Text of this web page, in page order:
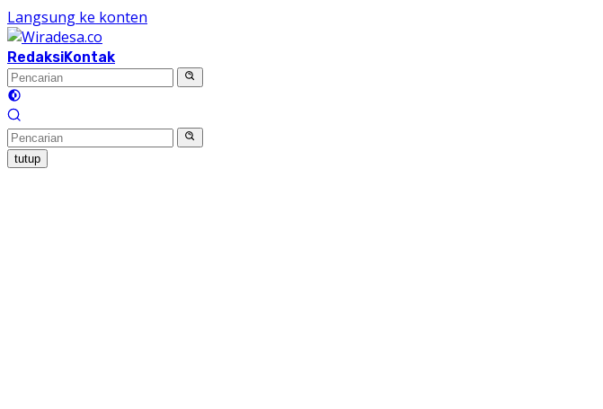
Langsung ke konten
RedaksiKontak
tutup